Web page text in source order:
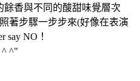
與不同的酸甜味覺層次
著步驟一步步來(好像在表演
say NO！
^ ^"